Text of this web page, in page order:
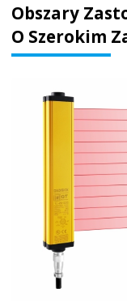
Obszary
O Szerokim